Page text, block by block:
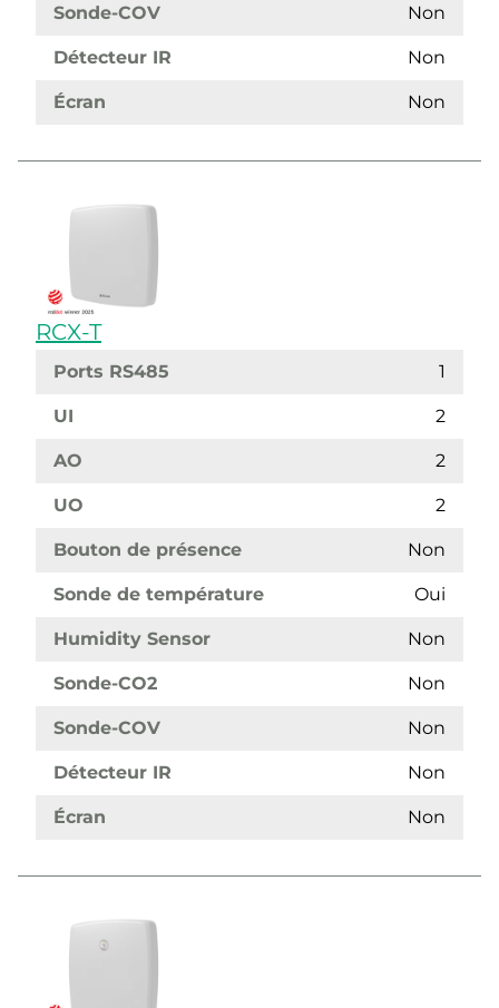
Sonde-COV Non
Détecteur IR Non
Écran Non
RCX-T
Ports RS485 1
UI 2
AO 2
UO 2
Bouton de présence Non
Sonde de température Oui
Humidity Sensor Non
Sonde-CO2 Non
Sonde-COV Non
Détecteur IR Non
Écran Non